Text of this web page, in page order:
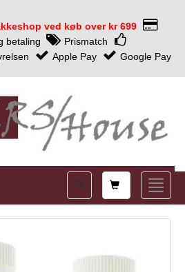
ved køb over kr 699
betaling
Prismatch
Apple Pay Google Pay
Toggle
Shopping
card